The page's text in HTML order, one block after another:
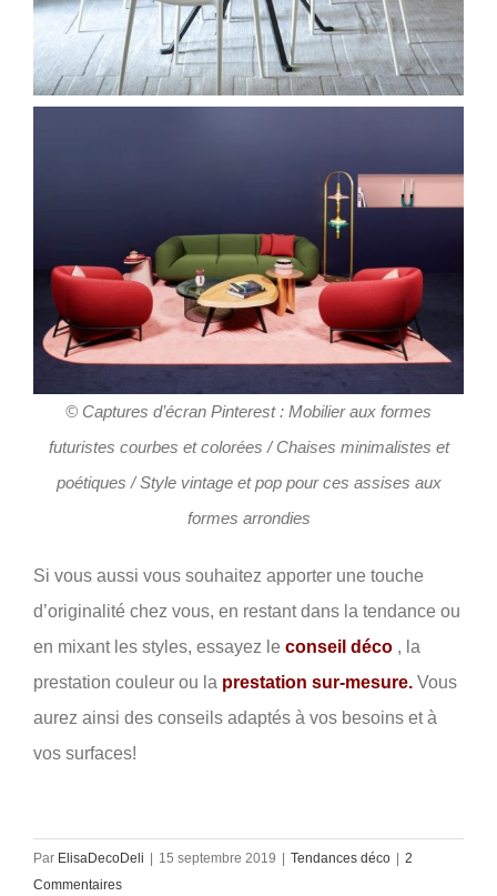
© Captures d’écran Pinterest : Mobilier aux formes
futuristes courbes et colorées / Chaises minimalistes et
poétiques / Style vintage et pop pour ces assises aux
formes arrondies
Si vous aussi vous souhaitez apporter une touche
d’originalité chez vous, en restant dans la tendance ou
en mixant les styles, essayez le conseil déco , la
prestation couleur ou la prestation sur-mesure. Vous
aurez ainsi des conseils adaptés à vos besoins et à
vos surfaces!
Par ElisaDecoDeli 15 septembre 2019 Tendances déco
2
Commentaires